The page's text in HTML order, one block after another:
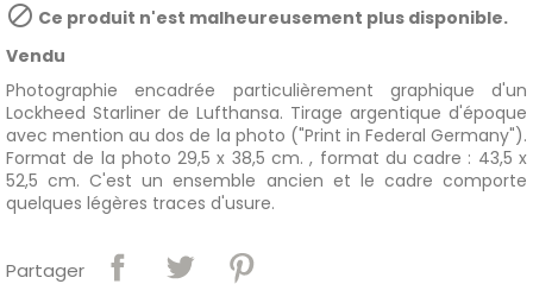
 Ce produit n'est malheureusement plus disponible.
Vendu
Photographie encadrée particulièrement graphique d'un
Lockheed Starliner de Lufthansa. Tirage argentique d'époque
avec mention au dos de la photo ("Print in Federal Germany").
Format de la photo 29,5 x 38,5 cm. , format du cadre : 43,5 x
52,5 cm. C'est un ensemble ancien et le cadre comporte
quelques légères traces d'usure.
Partager